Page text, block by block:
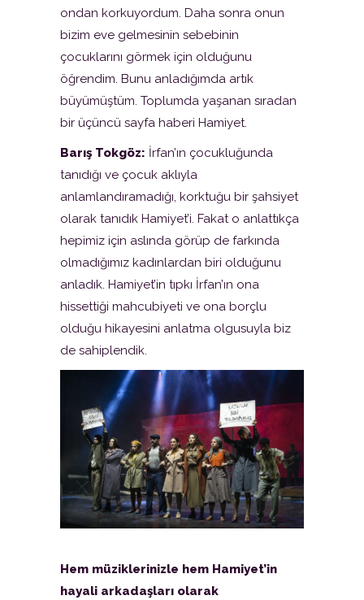
ondan korkuyordum. Daha sonra onun
bizim eve gelmesinin sebebinin
çocuklarını görmek için olduğunu
öğrendim. Bunu anladığımda artık
büyümüştüm. Toplumda yaşanan sıradan
bir üçüncü sayfa haberi Hamiyet.
Barış Tokgöz: İrfan’ın çocukluğunda
tanıdığı ve çocuk aklıyla
anlamlandıramadığı, korktuğu bir şahsiyet
olarak tanıdık Hamiyet’i. Fakat o anlattıkça
hepimiz için aslında görüp de farkında
olmadığımız kadınlardan biri olduğunu
anladık. Hamiyet’in tıpkı İrfan’ın ona
hissettiği mahcubiyeti ve ona borçlu
olduğu hikayesini anlatma olgusuyla biz
de sahiplendik.
Hem müziklerinizle hem Hamiyet’in
hayali arkadaşları olarak